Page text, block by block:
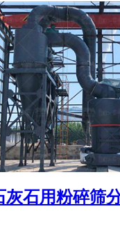
灰石用粉碎筛